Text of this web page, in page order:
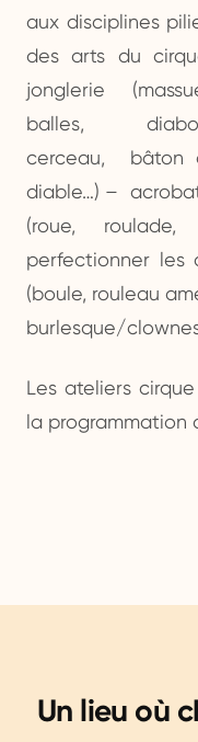
aux disciplines
des arts du
jonglerie
balles,
cerceau, bâton
diable…) –
(roue,
perfectionner les
(boule, rouleau
burlesque/
Les ateliers
la programmation
Un lieu où